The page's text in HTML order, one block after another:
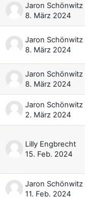
Jaron Schönwitz
8. März 2024
Jaron Schönwitz
8. März 2024
Jaron Schönwitz
8. März 2024
Jaron Schönwitz
2. März 2024
Lilly Engbrecht
15. Feb. 2024
Jaron Schönwitz
11. Feb. 2024